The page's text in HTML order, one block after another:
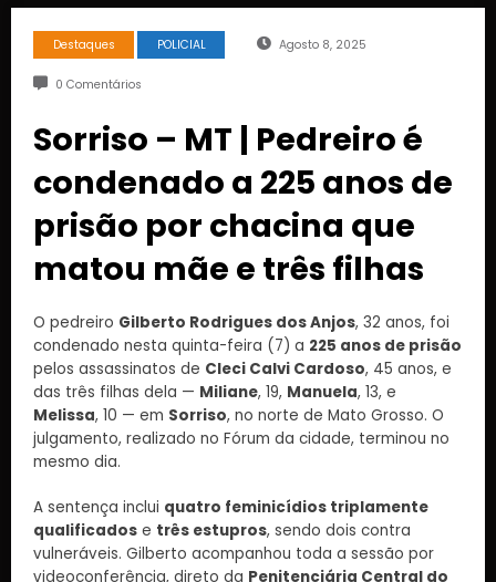
Destaques POLICIAL Agosto 8, 2025
0 Comentários
Sorriso – MT | Pedreiro é
condenado a 225 anos de
prisão por chacina que
matou mãe e três filhas
O pedreiro Gilberto Rodrigues dos Anjos, 32 anos, foi
condenado nesta quinta-feira (7) a 225 anos de prisão
pelos assassinatos de Cleci Calvi Cardoso, 45 anos, e
das três filhas dela — Miliane, 19, Manuela, 13, e
Melissa, 10 — em Sorriso, no norte de Mato Grosso. O
julgamento, realizado no Fórum da cidade, terminou no
mesmo dia.
A sentença inclui quatro feminicídios triplamente
qualificados e três estupros, sendo dois contra
vulneráveis. Gilberto acompanhou toda a sessão por
videoconferência, direto da Penitenciária Central do